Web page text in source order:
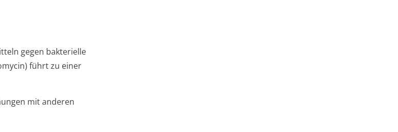
gegen bakterielle
führt zu einer
mit anderen